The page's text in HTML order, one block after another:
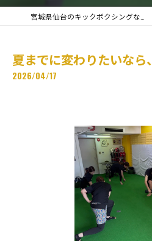
夏までに変わりたいなら
2026/04/17